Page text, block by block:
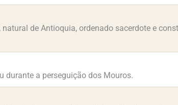
de Antioquia, ordenado sacerdote e
durante a perseguição dos Mouros.